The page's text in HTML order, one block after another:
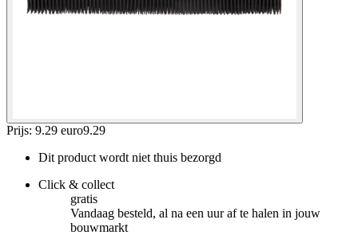
Prijs: 9.29 euro9.29
Dit product wordt niet thuis bezorgd
Click & collect
gratis
Vandaag besteld, al na een uur af te halen in jouw
bouwmarkt